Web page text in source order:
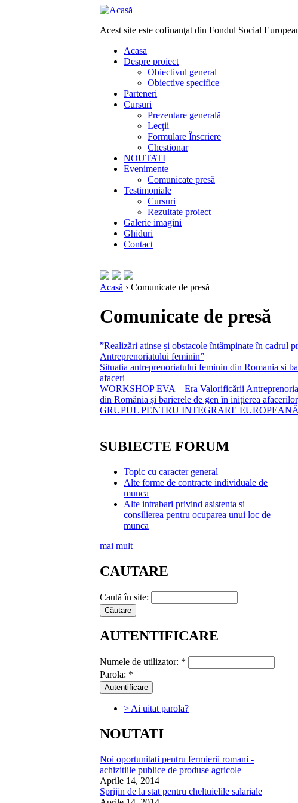
Acest site este cofinanţat din Fondul Social
Acasa
Despre proiect
Obiectivul general
Obiective specifice
Parteneri
Cursuri
Prezentare generală
Lecţii
Formulare Înscriere
Chestionar
NOUTATI
Evenimente
Comunicate presă
Testimoniale
Cursuri
Rezultate proiect
Galerie imagini
Ghiduri
Contact
Acasă › Comunicate de presă
Comunicate de presă
”Realizări atinse și obstacole întâmpinate în cadrul
Antreprenoriatului feminin”
Situatia antreprenoriatului feminin din Romania si
afaceri
WORKSHOP EVA – Era Valorificării
din România și barierele de gen în inițierea
GRUPUL PENTRU INTEGRARE EUROPEANĂ
SUBIECTE FORUM
Topic cu caracter general
Alte forme de contracte individuale de
munca
Alte intrabari privind asistenta si
consilierea pentru ocuparea unui loc de
munca
mai mult
CAUTARE
Caută în site:
AUTENTIFICARE
Numele de utilizator: *
Parola: *
> Ai uitat parola?
NOUTATI
Noi oportunitati pentru fermierii romani -
achizitiile publice de produse agricole
Aprile 14, 2014
Sprijin de la stat pentru cheltuielile salariale